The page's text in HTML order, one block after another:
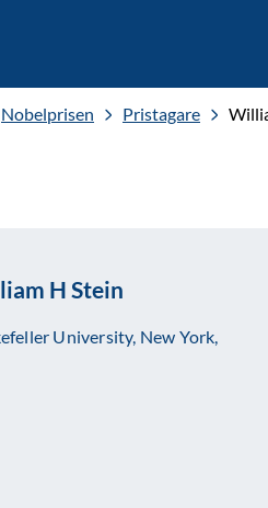
Nobelprisen Pristagare
H Stein
University, New York,